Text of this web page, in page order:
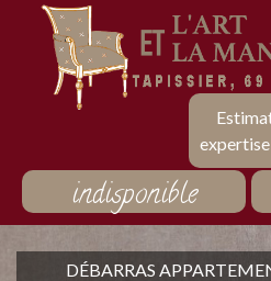
indisponible
DÉBARRAS